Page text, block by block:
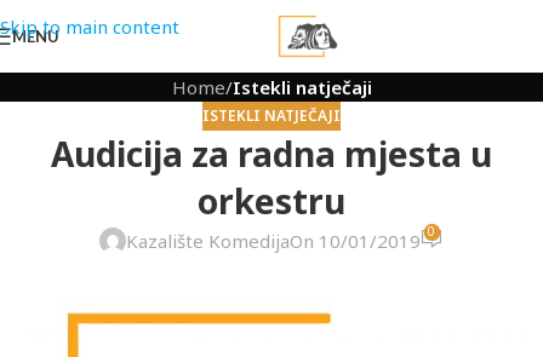
Skip to main content
MENU
Home/Istekli natječaji
ISTEKLI NATJEČAJI
Audicija za radna mjesta u
orkestru
Kazalište KomedijaOn 10/01/2019 0